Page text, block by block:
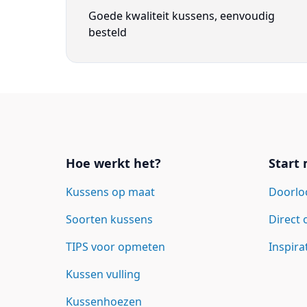
Goede kwaliteit kussens, eenvoudig
besteld
Hoe werkt het?
Kussens op maat
Soorten kussens
TIPS voor opmeten
Kussen vulling
Kussenhoezen
Start
Direct